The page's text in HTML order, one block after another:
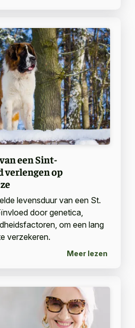
een Sint-
verlengen op
levensduur van een St.
door genetica,
om een lang
verzekeren.
Meer lezen